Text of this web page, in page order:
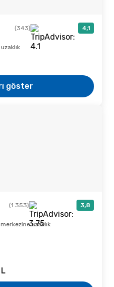
(343) 4,1
göster
(1.353) 3,8
uzaklık